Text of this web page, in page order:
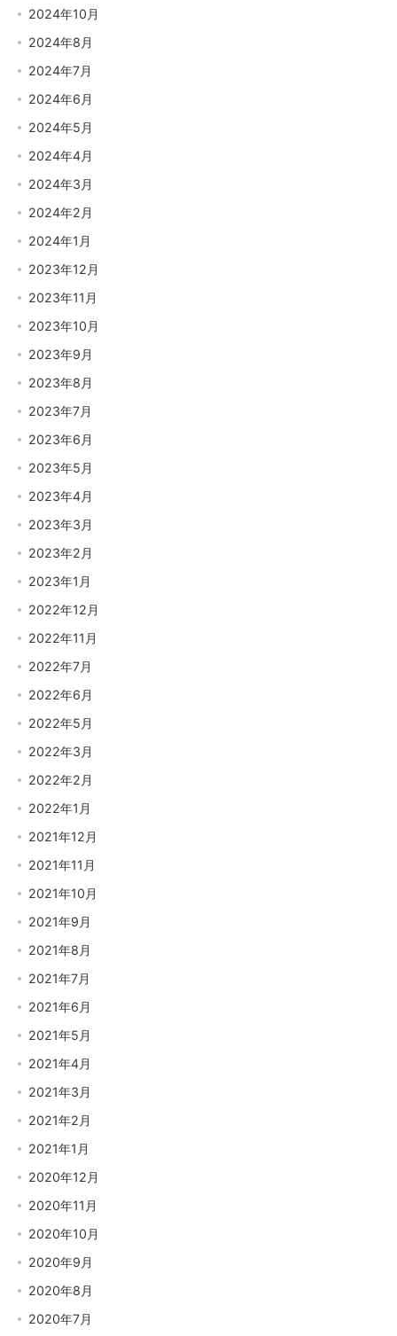
2024年10月
2024年8月
2024年7月
2024年6月
2024年5月
2024年4月
2024年3月
2024年2月
2024年1月
2023年12月
2023年11月
2023年10月
2023年9月
2023年8月
2023年7月
2023年6月
2023年5月
2023年4月
2023年3月
2023年2月
2023年1月
2022年12月
2022年11月
2022年7月
2022年6月
2022年5月
2022年3月
2022年2月
2022年1月
2021年12月
2021年11月
2021年10月
2021年9月
2021年8月
2021年7月
2021年6月
2021年5月
2021年4月
2021年3月
2021年2月
2021年1月
2020年12月
2020年11月
2020年10月
2020年9月
2020年8月
2020年7月